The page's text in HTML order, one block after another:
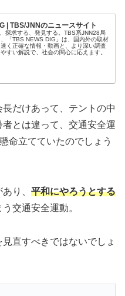
| TBS/JNNのニュースサイト
探求する、発見する。TBS系JNN28局
「TBS NEWS DIG」は、国内外の取材
く正確な情報・動画と、より深い調査
すい解説で、社会の関心に応えます。
だけあって、テントの中
とは違って、交通安全運
命立てていたのでしょう
あり、 平和にやろうとする
交通安全運動。
直すべきではないでしょ